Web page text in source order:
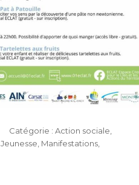
Catégories
Action sociale,
Jeunesse, Manifestations,